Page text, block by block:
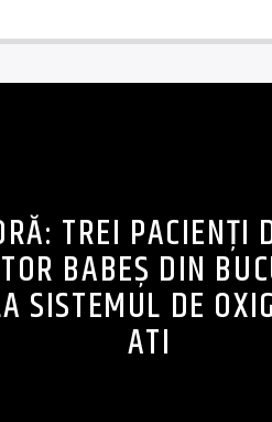
TREI PACIENȚI
BABEȘ DIN
SISTEMUL DE
ATI